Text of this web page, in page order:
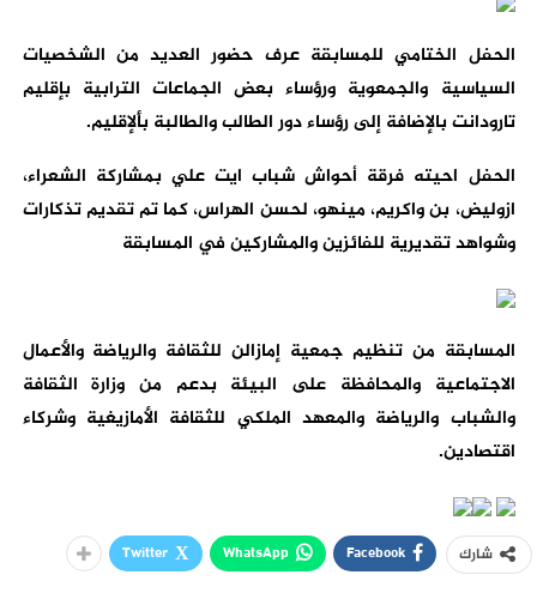
الحفل الختامي للمسابقة عرف حضور العديد من الشخصيات
السياسية والجمعوية ورؤساء بعض الجماعات الترابية بإقليم
تارودانت بالإضافة إلى رؤساء دور الطالب والطالبة بألإقليم.
الحفل احيته فرقة أحواش شباب ايت علي بمشاركة الشعراء،
ازوليض، بن واكريم، مينهو، لحسن الهراس، كما تم تقديم تذكارات
وشواهد تقديرية للفائزين والمشاركين في المسابقة
المسابقة من تنظيم جمعية إمازالن للثقافة والرياضة والأعمال
الاجتماعية والمحافظة على البيئة بدعم من وزارة الثقافة
والشباب والرياضة والمعهد الملكي للثقافة الأمازيغية وشركاء
اقتصادين.
شارك Facebook
WhatsApp
Twitter